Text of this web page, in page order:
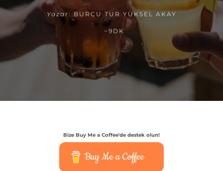
Yazar: BURCU TUR YÜKSEL AKAY
~9DK
Bize Buy Me a Coffee'de destek olun!
Buy Me a Coffee